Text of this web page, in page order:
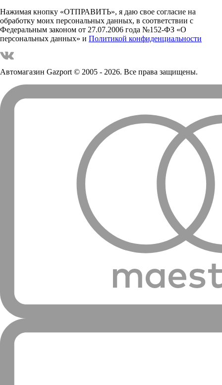
Нажимая кнопку «ОТПРАВИТЬ», я даю свое согласие на
обработку моих персональных данных, в соответствии с
Федеральным законом от 27.07.2006 года №152-ФЗ «О
персональных данных» и Политикой конфиденциальности
Автомагазин Gazport© 2005 - 2026. Все права защищены.